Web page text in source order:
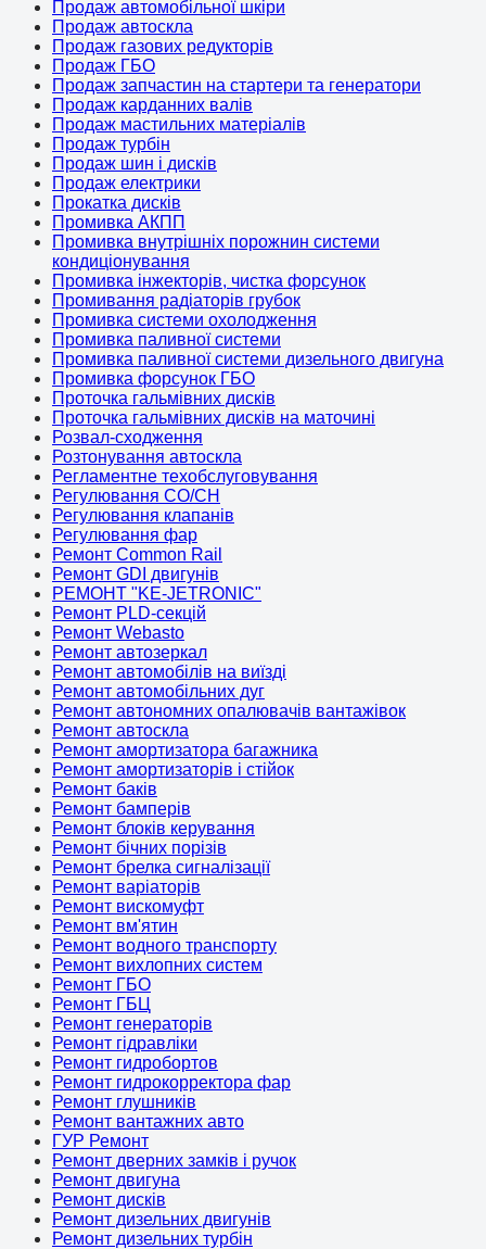
Продаж автомобільної шкіри
Продаж автоскла
Продаж газових редукторів
Продаж ГБО
Продаж запчастин на стартери та генератори
Продаж карданних валів
Продаж мастильних матеріалів
Продаж турбін
Продаж шин і дисків
Продаж електрики
Прокатка дисків
Промивка АКПП
Промивка внутрішніх порожнин системи
кондиціонування
Промивка інжекторів, чистка форсунок
Промивання радіаторів грубок
Промивка системи охолодження
Промивка паливної системи
Промивка паливної системи дизельного двигуна
Промивка форсунок ГБО
Проточка гальмівних дисків
Проточка гальмівних дисків на маточині
Розвал-сходження
Розтонування автоскла
Регламентне техобслуговування
Регулювання CO/CH
Регулювання клапанів
Регулювання фар
Ремонт Common Rail
Ремонт GDI двигунів
РЕМОНТ "KE-JETRONIC"
Ремонт PLD-секцій
Ремонт Webasto
Ремонт автозеркал
Ремонт автомобілів на виїзді
Ремонт автомобільних дуг
Ремонт автономних опалювачів вантажівок
Ремонт автоскла
Ремонт амортизатора багажника
Ремонт амортизаторів і стійок
Ремонт баків
Ремонт бамперів
Ремонт блоків керування
Ремонт бічних порізів
Ремонт брелка сигналізації
Ремонт варіаторів
Ремонт вискомуфт
Ремонт вм'ятин
Ремонт водного транспорту
Ремонт вихлопних систем
Ремонт ГБО
Ремонт ГБЦ
Ремонт генераторів
Ремонт гідравліки
Ремонт гидробортов
Ремонт гидрокорректора фар
Ремонт глушників
Ремонт вантажних авто
ГУР Ремонт
Ремонт дверних замків і ручок
Ремонт двигуна
Ремонт дисків
Ремонт дизельних двигунів
Ремонт дизельних турбін